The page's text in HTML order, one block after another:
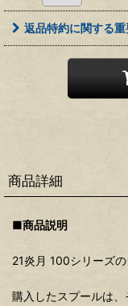
返品特約に関する
商品詳細
■商品説明
21炎月 100シリーズの
購入したスプールは